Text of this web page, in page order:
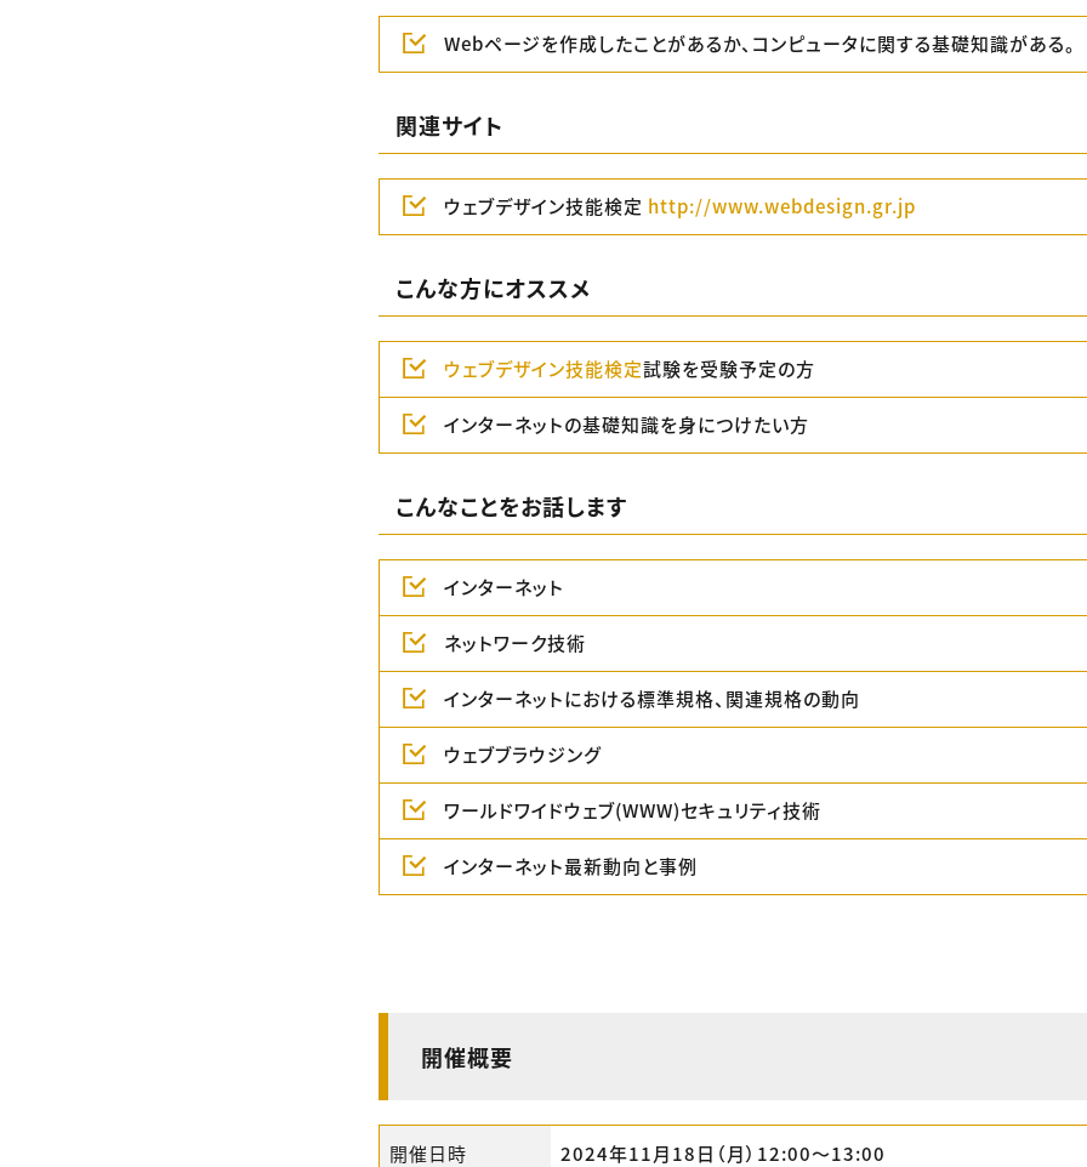
Webページを作成したことがあるか、コンピュータに関する基礎知識がある。
関連サイト
ウェブデザイン技能検定 http://www.webdesign.gr.jp
こんな方にオススメ
ウェブデザイン技能検定試験を受験予定の方
インターネットの基礎知識を身につけたい方
こんなことをお話します
インターネット
ネットワーク技術
インターネットにおける標準規格、関連規格の動向
ウェブブラウジング
ワールドワイドウェブ(WWW)セキュリティ技術
インターネット最新動向と事例
開催概要
開催日時 2024年11月18日（月）12:00〜13:00